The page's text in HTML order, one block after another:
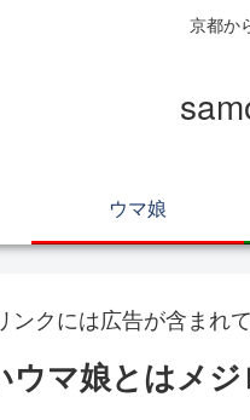
京都か
ウマ娘
ンクには広告が含まれて
ウマ娘とはメ